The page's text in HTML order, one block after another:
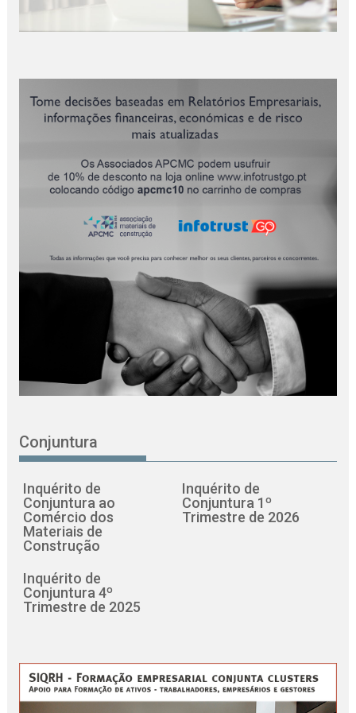
Conjuntura
Inquérito de
Conjuntura ao
Comércio dos
Materiais de
Construção
Inquérito de
Conjuntura 1º
Trimestre de 2026
Inquérito de
Conjuntura 4º
Trimestre de 2025